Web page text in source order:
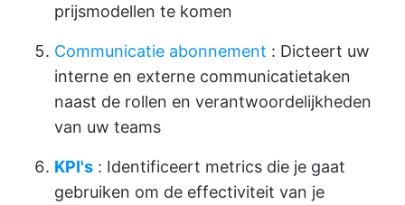
prijsmodellen te komen
Communicatie abonnement : Dicteert uw
interne en externe communicatietaken
naast de rollen en verantwoordelijkheden
van uw teams
KPI's : Identificeert metrics die je gaat
gebruiken om de effectiviteit van je